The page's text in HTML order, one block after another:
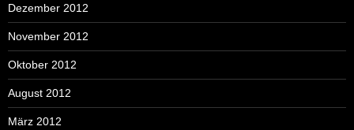
Dezember 2012
November 2012
Oktober 2012
August 2012
März 2012